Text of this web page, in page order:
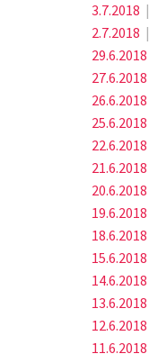
3.7.2018 |
2.7.2018 |
29.6.2018
27.6.2018
26.6.2018
25.6.2018
22.6.2018
21.6.2018
20.6.2018
19.6.2018
18.6.2018
15.6.2018
14.6.2018
13.6.2018
12.6.2018
11.6.2018